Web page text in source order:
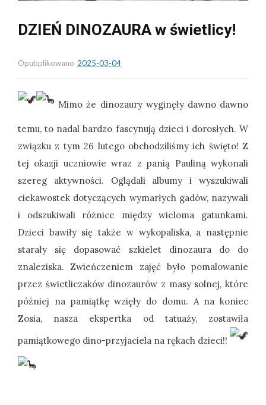
DZIEŃ DINOZAURA w świetlicy!
Opubplikowano 2025-03-04
Mimo że dinozaury wyginęły dawno dawno
temu, to nadal bardzo fascynują dzieci i dorosłych. W
związku z tym 26 lutego obchodziliśmy ich święto! Z
tej okazji uczniowie wraz z panią Pauliną wykonali
szereg aktywności. Oglądali albumy i wyszukiwali
ciekawostek dotyczących wymarłych gadów, nazywali
i odszukiwali różnice między wieloma gatunkami.
Dzieci bawiły się także w wykopaliska, a następnie
starały się dopasować szkielet dinozaura do do
znaleziska. Zwieńczeniem zajęć było pomalowanie
przez świetliczaków dinozaurów z masy solnej, które
później na pamiątkę wzięły do domu. A na koniec
Zosia, nasza ekspertka od tatuaży, zostawiła
pamiątkowego dino-przyjaciela na rękach dzieci!!